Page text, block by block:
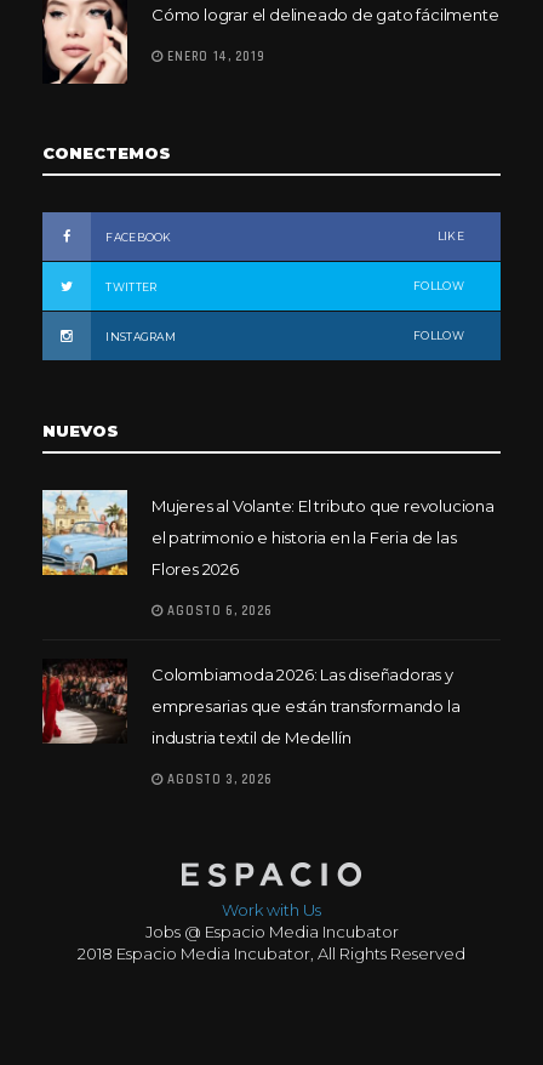
Cómo lograr el delineado de gato fácilmente
ENERO 14, 2019
CONECTEMOS
FACEBOOK LIKE
TWITTER FOLLOW
INSTAGRAM FOLLOW
NUEVOS
Mujeres al Volante: El tributo que revoluciona
el patrimonio e historia en la Feria de las
Flores 2026
AGOSTO 6, 2026
Colombiamoda 2026: Las diseñadoras y
empresarias que están transformando la
industria textil de Medellín
AGOSTO 3, 2026
Work with Us
Jobs @ Espacio Media Incubator
2018 Espacio Media Incubator, All Rights Reserved